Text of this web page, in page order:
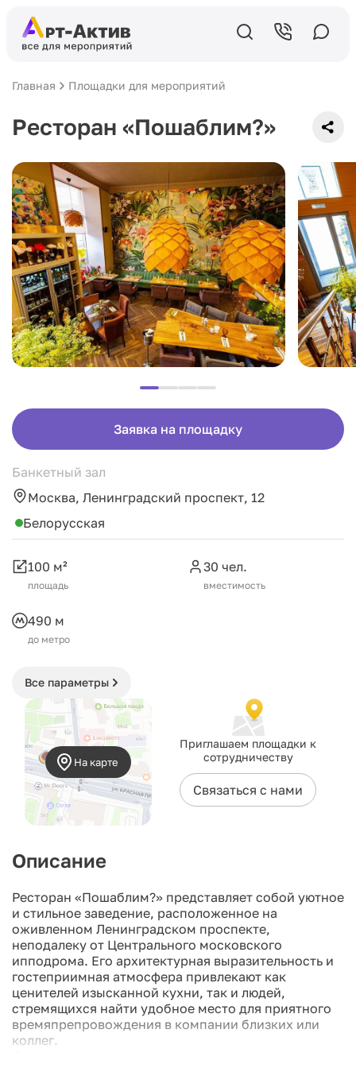
Главная Площадки для мероприятий
Ресторан «Пошаблим?»
Заявка на площадку
Банкетный зал
Москва, Ленинградский проспект, 12
Белорусская
100 м²
площадь
30 чел.
вместимость
490 м
до метро
Все параметры
На карте
Приглашаем площадки к
сотрудничеству
Связаться с нами
Описание
Ресторан «Пошаблим?» представляет собой уютное
и стильное заведение, расположенное на
оживленном Ленинградском проспекте,
неподалеку от Центрального московского
ипподрома. Его архитектурная выразительность и
гостеприимная атмосфера привлекают как
ценителей изысканной кухни, так и людей,
стремящихся найти удобное место для приятного
времяпрепровождения в компании близких или
коллег.